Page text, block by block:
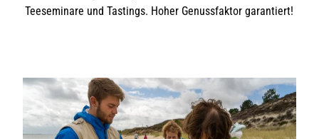
Teeseminare und Tastings. Hoher Genussfaktor garantiert!